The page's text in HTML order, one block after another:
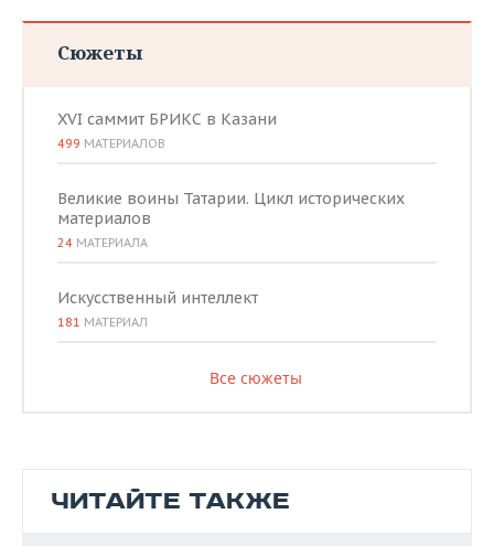
Сюжеты
XVI саммит БРИКС в Казани
499 МАТЕРИАЛОВ
Великие воины Татарии. Цикл исторических
материалов
24 МАТЕРИАЛА
Искусственный интеллект
181 МАТЕРИАЛ
Все сюжеты
ЧИТАЙТЕ ТАКЖЕ